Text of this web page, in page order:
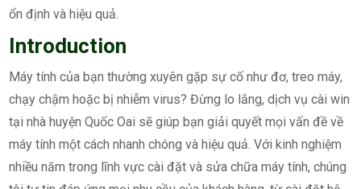
ổn định và hiệu quả.
Introduction
Máy tính của bạn thường xuyên gặp sự cố như đơ, treo máy,
chạy chậm hoặc bị nhiễm virus? Đừng lo lắng, dịch vụ cài win
tại nhà huyện Quốc Oai sẽ giúp bạn giải quyết mọi vấn đề về
máy tính một cách nhanh chóng và hiệu quả. Với kinh nghiệm
nhiều năm trong lĩnh vực cài đặt và sửa chữa máy tính, chúng